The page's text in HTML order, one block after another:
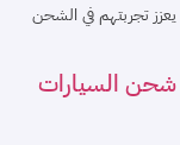
يعزز تجربتهم في الشحن
شحن السيارات